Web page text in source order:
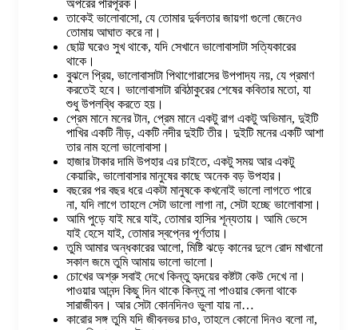
অপরের পরিপূরক।
তাকেই ভালোবাসো, যে তোমার দুর্বলতার জায়গা গুলো জেনেও
তোমায় আঘাত করে না।
ছোট্ট ঘরেও সুখ থাকে, যদি সেখানে ভালোবাসাটা সত্যিকারের
থাকে।
বুঝলে প্রিয়, ভালোবাসাটা পিথাগোরাসের উপপাদ্য নয়, যে প্রমাণ
করতেই হবে। ভালোবাসাটা রবিঠাকুরের শেষের কবিতার মতো, যা
শুধু উপলব্ধি করতে হয়।
প্রেম মানে মনের টান, প্রেম মানে একটু রাগ একটু অভিমান, দুইটি
পাখির একটি নীড়, একটি নদীর দুইটি তীর। দুইটি মনের একটি আশা
তার নাম হলো ভালোবাসা।
হাজার টাকার দামি উপহার এর চাইতে, একটু সময় আর একটু
কেয়ারিং, ভালোবাসার মানুষের কাছে অনেক বড় উপহার।
বছরের পর বছর ধরে একটা মানুষকে কখনোই ভালো লাগতে পারে
না, যদি লাগে তাহলে সেটা ভালো লাগা না, সেটা হচ্ছে ভালোবাসা।
আমি পুড়ে যাই মরে যাই, তোমার হাসির শূন্যতায়। আমি ভেসে
যাই হেসে যাই, তোমার স্বপ্নের পূর্ণতায়।
তুমি আমার অন্ধকারের আলো, মিষ্টি ঝড়ে কানের দুলে রোদ মাখানো
সকাল জমে তুমি আমায় ভালো ভালো।
চোখের অশ্রু সবাই দেখে কিন্তু হৃদয়ের কষ্টটা কেউ দেখে না।
পাওয়ার আনন্দ কিছু দিন থাকে কিন্তু না পাওয়ার বেদনা থাকে
সারাজীবন। আর সেটা কোনদিনও ভুলা যায় না…
কারোর সঙ্গ তুমি যদি জীবনভর চাও, তাহলে কোনো দিনও বলো না,